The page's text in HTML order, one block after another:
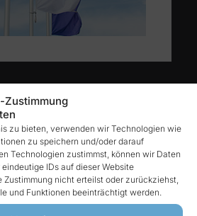
Zustimmung
zu bieten, verwenden wir Technologien wie
zu speichern und/oder darauf
Technologien zustimmst, können wir Daten
IDs auf dieser Website
Zustimmung nicht erteilst oder zurückziehst,
und Funktionen beeinträchtigt werden.
15